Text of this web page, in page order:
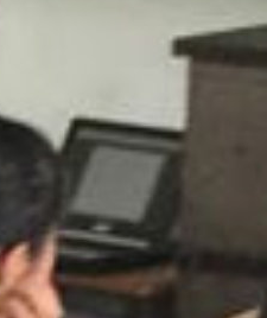
public_html/wp-conten